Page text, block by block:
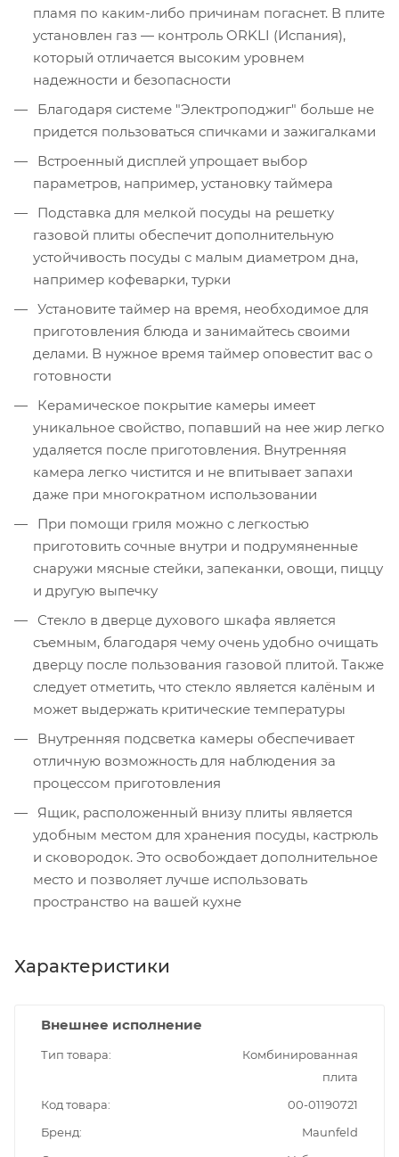
пламя по каким-либо причинам погаснет. В плите
установлен газ — контроль ORKLI (Испания),
который отличается высоким уровнем
надежности и безопасности
Благодаря системе "Электроподжиг" больше не
придется пользоваться спичками и зажигалками
Встроенный дисплей упрощает выбор
параметров, например, установку таймера
Подставка для мелкой посуды на решетку
газовой плиты обеспечит дополнительную
устойчивость посуды с малым диаметром дна,
например кофеварки, турки
Установите таймер на время, необходимое для
приготовления блюда и занимайтесь своими
делами. В нужное время таймер оповестит вас о
готовности
Керамическое покрытие камеры имеет
уникальное свойство, попавший на нее жир легко
удаляется после приготовления. Внутренняя
камера легко чистится и не впитывает запахи
даже при многократном использовании
При помощи гриля можно с легкостью
приготовить сочные внутри и подрумяненные
снаружи мясные стейки, запеканки, овощи, пиццу
и другую выпечку
Стекло в дверце духового шкафа является
съемным, благодаря чему очень удобно очищать
дверцу после пользования газовой плитой. Также
следует отметить, что стекло является калёным и
может выдержать критические температуры
Внутренняя подсветка камеры обеспечивает
отличную возможность для наблюдения за
процессом приготовления
Ящик, расположенный внизу плиты является
удобным местом для хранения посуды, кастрюль
и сковородок. Это освобождает дополнительное
место и позволяет лучше использовать
пространство на вашей кухне
Характеристики
Внешнее исполнение
Тип товара
Комбинированная
плита
Код товара
00-01190721
Бренд
Maunfeld